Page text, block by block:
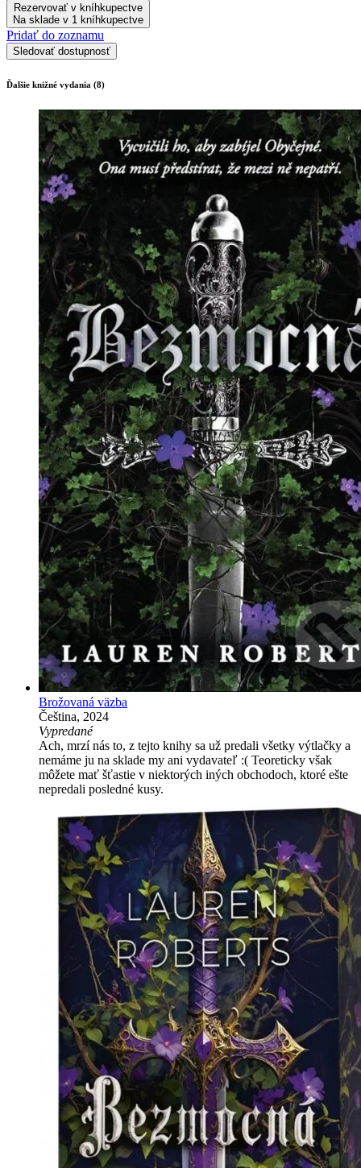
Rezervovať v kníhkupectve
Na sklade v 1 kníhkupectve
Pridať do zoznamu
Sledovať dostupnosť
Ďalšie knižné vydania (8)
Brožovaná väzba
Čeština, 2024
Vypredané
Ach, mrzí nás to, z tejto knihy sa už predali všetky výtlačky a
nemáme ju na sklade my ani vydavateľ :( Teoreticky však
môžete mať šťastie v niektorých iných obchodoch, ktoré ešte
nepredali posledné kusy.